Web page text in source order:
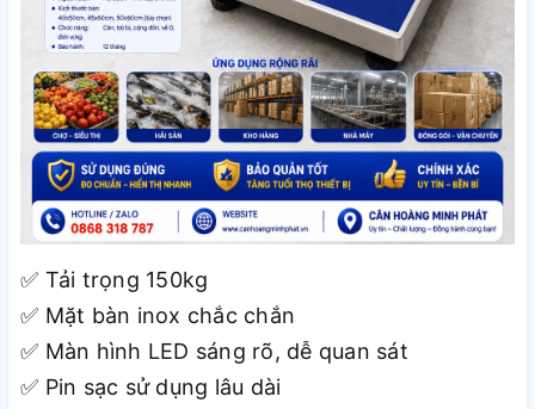
✅ Tải trọng 150kg
✅ Mặt bàn inox chắc chắn
✅ Màn hình LED sáng rõ, dễ quan sát
✅ Pin sạc sử dụng lâu dài